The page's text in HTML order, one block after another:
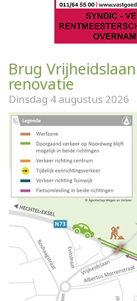
Brug
renovatie
Dinsdag 4 augustus 2026